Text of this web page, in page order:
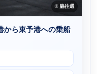
© 脇往還
から東予港への乗船